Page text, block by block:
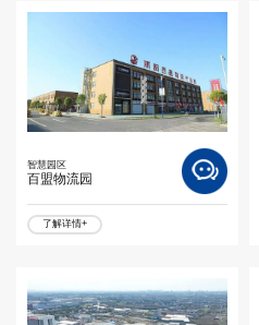
智慧园区
百盟物流园
了解详情+